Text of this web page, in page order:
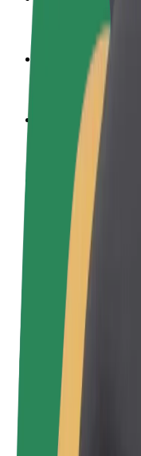
Zarađuj po vlastitim
Postani dostavljač
Dostavljaj hranu i
Dodaj restoran ili
Dosegni više
Registriraj se kao
Dodaj svoju flotu
Bolt for Business
Bolt proizvodi i
Uvjeti i odredbe
Privatnost
Kolačići
© 2026 Bolt